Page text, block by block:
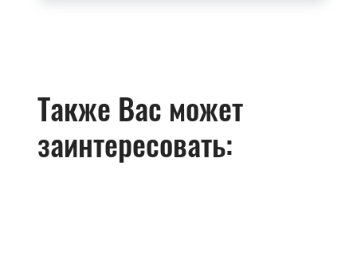
Также Вас может
заинтересовать: